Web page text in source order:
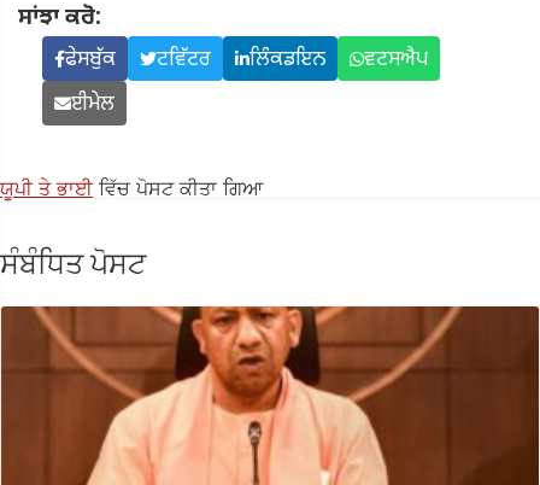
ਸਾਂਝਾ ਕਰੋ:
ਫੇਸਬੁੱਕ ਟਵਿੱਟਰ ਲਿੰਕਡਇਨ
ਵਟਸਐਪ
ਈਮੇਲ
ਯੂਪੀ ਤੇ ਭਾਈ ਵਿੱਚ ਪੋਸਟ ਕੀਤਾ ਗਿਆ
ਸੰਬੰਧਿਤ ਪੋਸਟ